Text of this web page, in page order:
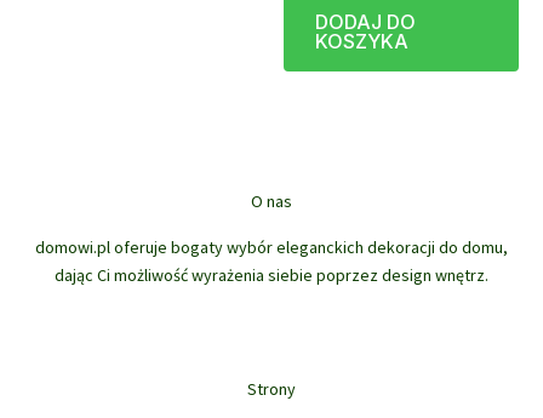
wariantów.
można
95,00 zł. 75,00 zł.
DODAJ DO
KOSZYKA
O nas
domowi.pl oferuje bogaty wybór eleganckich dekoracji do domu,
dając Ci możliwość wyrażenia siebie poprzez design wnętrz.
Strony